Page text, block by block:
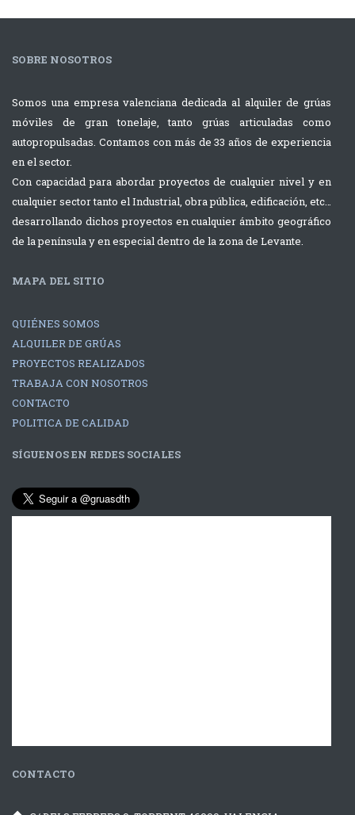
SOBRE NOSOTROS
Somos una empresa valenciana dedicada al alquiler de grúas
móviles de gran tonelaje, tanto grúas articuladas como
autopropulsadas. Contamos con más de 33 años de experiencia
en el sector.
Con capacidad para abordar proyectos de cualquier nivel y en
cualquier sector tanto el Industrial, obra pública, edificación, etc…
desarrollando dichos proyectos en cualquier ámbito geográfico
de la península y en especial dentro de la zona de Levante.
MAPA DEL SITIO
QUIÉNES SOMOS
ALQUILER DE GRÚAS
PROYECTOS REALIZADOS
TRABAJA CON NOSOTROS
CONTACTO
POLITICA DE CALIDAD
SÍGUENOS EN REDES SOCIALES
CONTACTO